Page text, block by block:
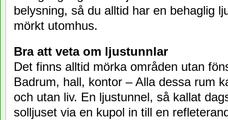
belysning, så du alltid har en behaglig
mörkt utomhus.
Bra att veta om ljustunnlar
Det finns alltid mörka områden utan
Badrum, hall, kontor – Alla dessa rum
och utan liv. En ljustunnel, så kallat
solljuset via en kupol in till en